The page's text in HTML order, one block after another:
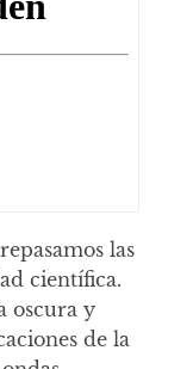
las
científica.
oscura y
de la